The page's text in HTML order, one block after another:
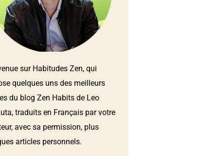
sur Habitudes Zen, qui
quelques uns des meilleurs
du blog Zen Habits de Leo
traduits en Français par votre
avec sa permission, plus
articles personnels.